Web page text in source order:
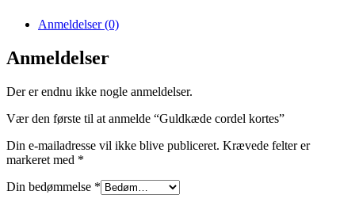
Anmeldelser (0)
Anmeldelser
Der er endnu ikke nogle anmeldelser.
Vær den første til at anmelde “Guldkæde cordel kortes”
Din e-mailadresse vil ikke blive publiceret. Krævede felter er
markeret med *
Din bedømmelse *